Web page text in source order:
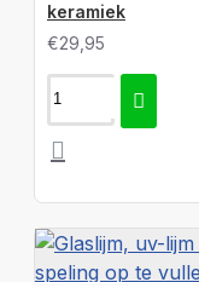
keramiek
€29,95